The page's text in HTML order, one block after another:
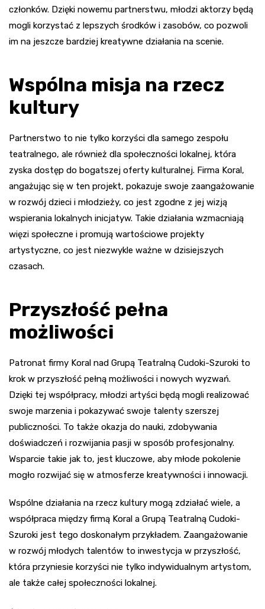
członków. Dzięki nowemu partnerstwu, młodzi aktorzy będą
mogli korzystać z lepszych środków i zasobów, co pozwoli
im na jeszcze bardziej kreatywne działania na scenie.
Wspólna misja na rzecz
kultury
Partnerstwo to nie tylko korzyści dla samego zespołu
teatralnego, ale również dla społeczności lokalnej, która
zyska dostęp do bogatszej oferty kulturalnej. Firma Koral,
angażując się w ten projekt, pokazuje swoje zaangażowanie
w rozwój dzieci i młodzieży, co jest zgodne z jej wizją
wspierania lokalnych inicjatyw. Takie działania wzmacniają
więzi społeczne i promują wartościowe projekty
artystyczne, co jest niezwykle ważne w dzisiejszych
czasach.
Przyszłość pełna
możliwości
Patronat firmy Koral nad Grupą Teatralną Cudoki-Szuroki to
krok w przyszłość pełną możliwości i nowych wyzwań.
Dzięki tej współpracy, młodzi artyści będą mogli realizować
swoje marzenia i pokazywać swoje talenty szerszej
publiczności. To także okazja do nauki, zdobywania
doświadczeń i rozwijania pasji w sposób profesjonalny.
Wsparcie takie jak to, jest kluczowe, aby młode pokolenie
mogło rozwijać się w atmosferze kreatywności i innowacji.
Wspólne działania na rzecz kultury mogą zdziałać wiele, a
współpraca między firmą Koral a Grupą Teatralną Cudoki-
Szuroki jest tego doskonałym przykładem. Zaangażowanie
w rozwój młodych talentów to inwestycja w przyszłość,
która przyniesie korzyści nie tylko indywidualnym artystom,
ale także całej społeczności lokalnej.